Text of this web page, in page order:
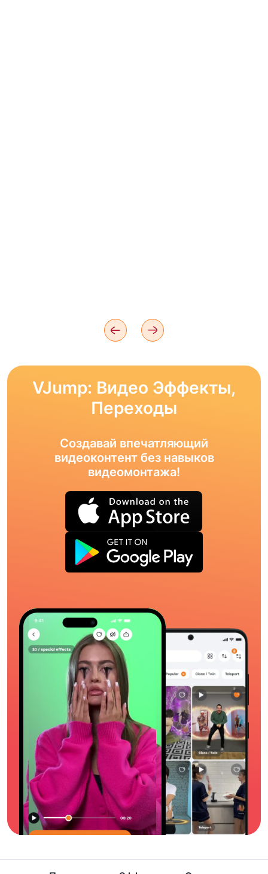
VJump: Видео Эффекты,
Переходы
Создавай впечатляющий
видеоконтент без навыков
видеомонтажа!